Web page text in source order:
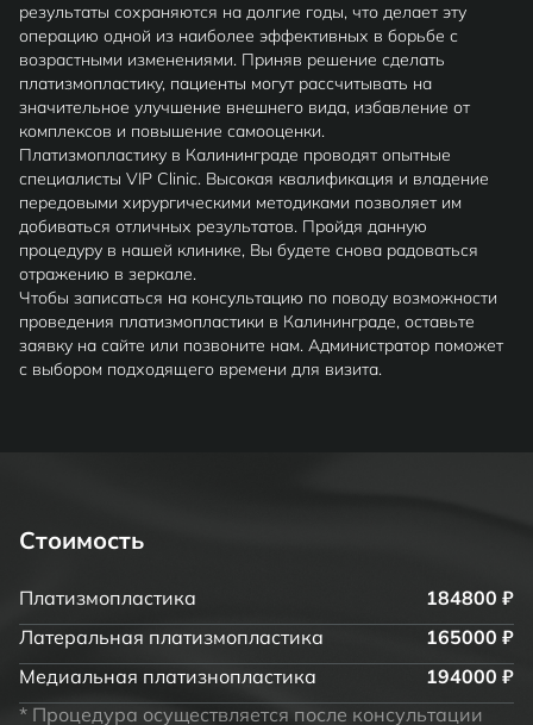
результаты сохраняются на долгие годы, что делает эту
операцию одной из наиболее эффективных в борьбе с
возрастными изменениями. Приняв решение сделать
платизмопластику, пациенты могут рассчитывать на
значительное улучшение внешнего вида, избавление от
комплексов и повышение самооценки.
Платизмопластику в Калининграде проводят опытные
специалисты VIP Clinic. Высокая квалификация и владение
передовыми хирургическими методиками позволяет им
добиваться отличных результатов. Пройдя данную
процедуру в нашей клинике, Вы будете снова радоваться
отражению в зеркале.
Чтобы записаться на консультацию по поводу возможности
проведения платизмопластики в Калининграде, оставьте
заявку на сайте или позвоните нам. Администратор поможет
с выбором подходящего времени для визита.
Стоимость
Платизмопластика
184800 ₽
Латеральная платизмопластика
165000 ₽
Медиальная платизнопластика
194000 ₽
* Процедура осуществляется после консультации